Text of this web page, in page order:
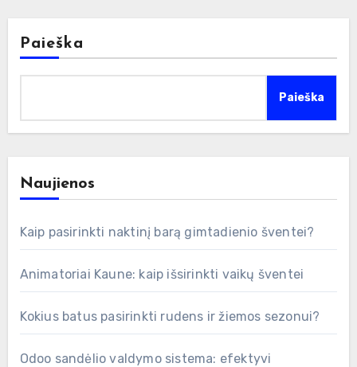
Paieška
Paieška
Naujienos
Kaip pasirinkti naktinį barą gimtadienio šventei?
Animatoriai Kaune: kaip išsirinkti vaikų šventei
Kokius batus pasirinkti rudens ir žiemos sezonui?
Odoo sandėlio valdymo sistema: efektyvi